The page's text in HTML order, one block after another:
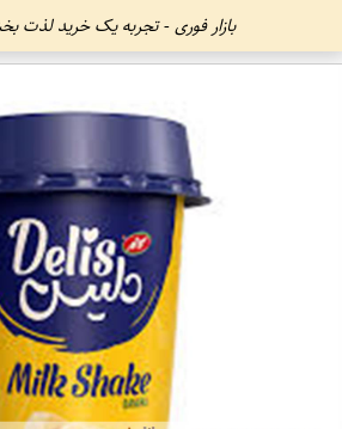
بازار فوری - تجربه یک خرید لذت